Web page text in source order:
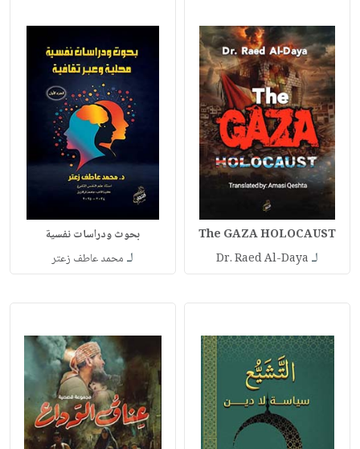
The GAZA HOLOCAUST
لـ Dr. Raed Al-Daya
بحوث ودراسات نفسية
لـ محمد عاطف زعتر